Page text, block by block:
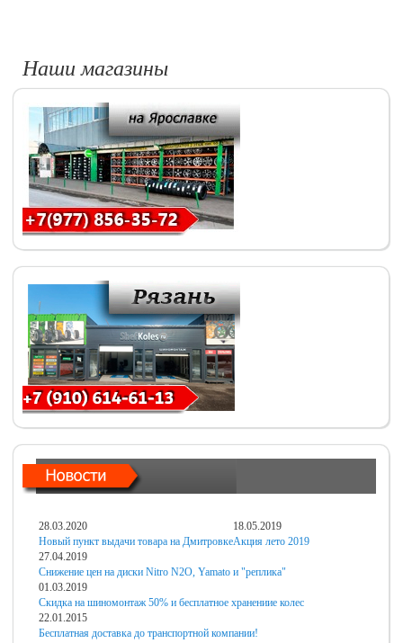
Наши магазины
28.03.2020
Новый пункт выдачи товара на Дмитровке
18.05.2019
Акция лето 2019
27.04.2019
Снижение цен на диски Nitro N2O, Yamato и "реплика"
01.03.2019
Скидка на шиномонтаж 50% и бесплатное хранениие колес
22.01.2015
Бесплатная доставка до транспортной компании!